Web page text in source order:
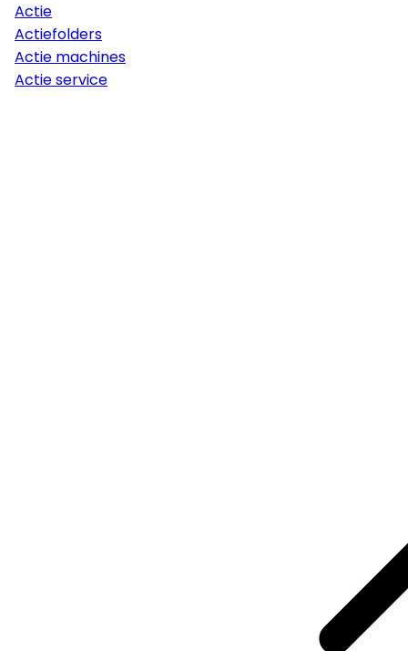
Actie
Actiefolders
Actie machines
Actie service